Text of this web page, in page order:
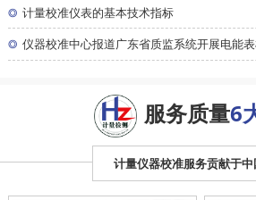
◎ 计量校准仪表的基本技术指标
◎ 仪器校准中心报道广东省质监系统开展电能
服务质量6
计量仪器校准服务贡献于